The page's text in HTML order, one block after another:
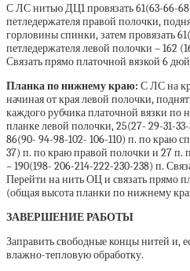
С ЛС нитью ДЦ1 провязать 61(63-66-
петледержателя правой полочки,
горловины спинки, затем провязать
петледержателя левой полочки – 162
Связать прямо платочной вязкой 6
Планка по нижнему краю: С ЛС на
начиная от края левой полочки,
каждого рубчика платочной вязки по
планке левой полочки, 25(27- 29-31-
86(90- 94-98-102- 106-110) п. по краю
37) п. по краю правой полочки и 27 п.
– 190(198- 206-214-222-230-238) п.
Перейти на нить ОЦ и связать прямо
(общая высота планки по нижнему
ЗАВЕРШЕНИЕ РАБОТЫ
Заправить свободные концы нитей и,
влажно-тепловую обработку.